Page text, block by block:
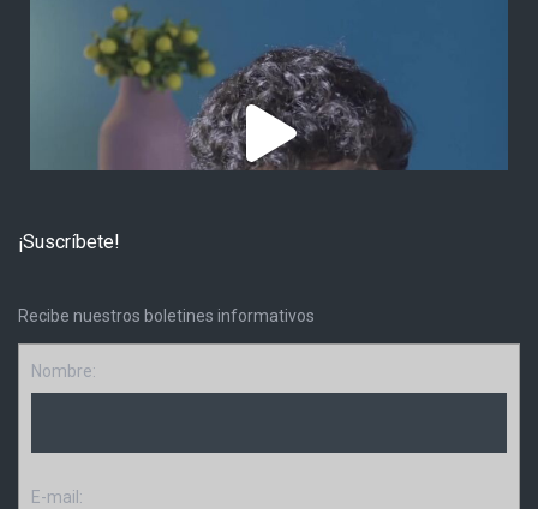
¡Suscríbete!
Recibe nuestros boletines informativos
Nombre:
E-mail: